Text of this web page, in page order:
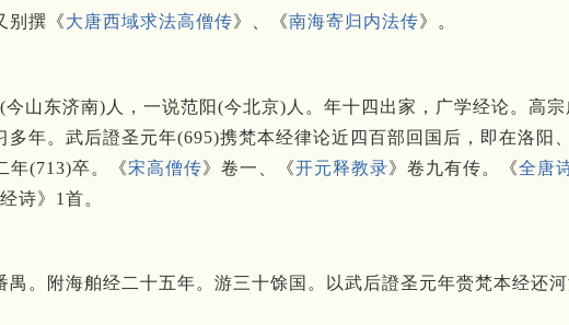
别撰《大唐西域求法高僧传》、《南海寄归内法传》。
山东济南)人，一说范阳(今北京)人。年十四出家，广学经论。高
年。武后證圣元年(695)携梵本经律论近四百部回国后，即在洛阳
年(713)卒。《宋高僧传》卷一、《开元释教录》卷九有传。《全唐
诗》1首。
。附海舶经二十五年。游三十馀国。以武后證圣元年赍梵本经还